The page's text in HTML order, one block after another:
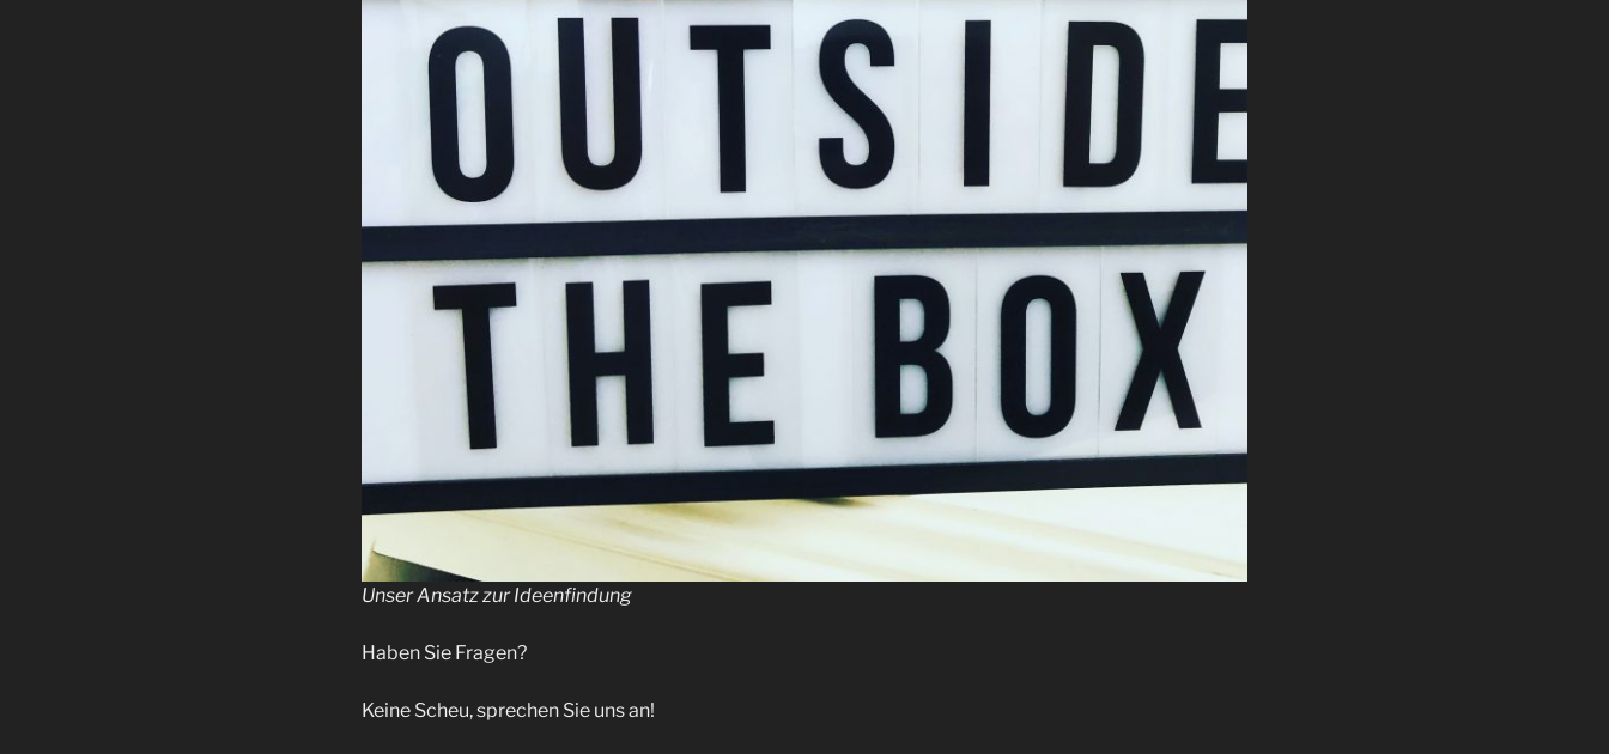
Unser Ansatz zur Ideenfindung
Haben Sie Fragen?
Keine Scheu, sprechen Sie uns an!